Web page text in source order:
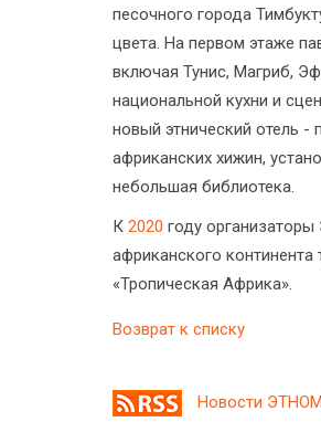
песочного города
цвета. На первом этаже
включая Тунис, Магриб,
национальной кухни и
новый этнический отель
африканских хижин,
небольшая библиотека.
К 2020 году
африканского
«Тропическая Африка».
Возврат к списку
Новости